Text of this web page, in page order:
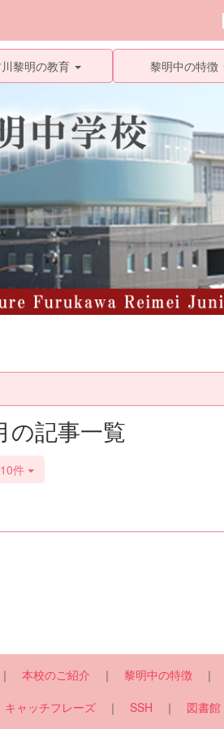
黎明の教育 黎明中の特徴
の記事一覧
10件
本校のご紹介 ｜ 黎明中の特徴 ｜
キャッチフレーズ ｜ SSH ｜ 図書館